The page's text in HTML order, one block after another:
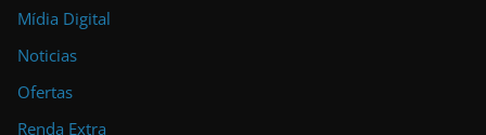
Mídia Digital
Noticias
Ofertas
Renda Extra